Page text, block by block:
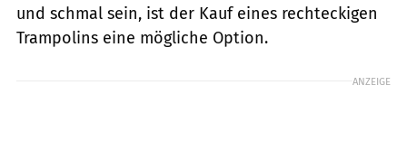
und schmal sein, ist der Kauf eines rechteckigen
Trampolins eine mögliche Option.
ANZEIGE